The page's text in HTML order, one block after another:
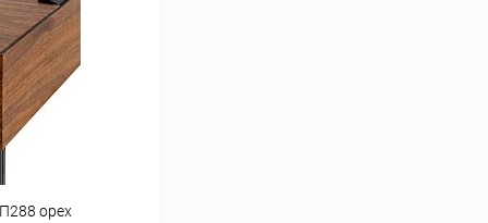
Сравнение
Под заказ
орех